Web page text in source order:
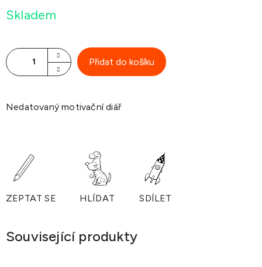
Skladem
Přidat do košíku
Nedatovaný motivační diář
ZEPTAT SE HLÍDAT SDÍLET
Související produkty